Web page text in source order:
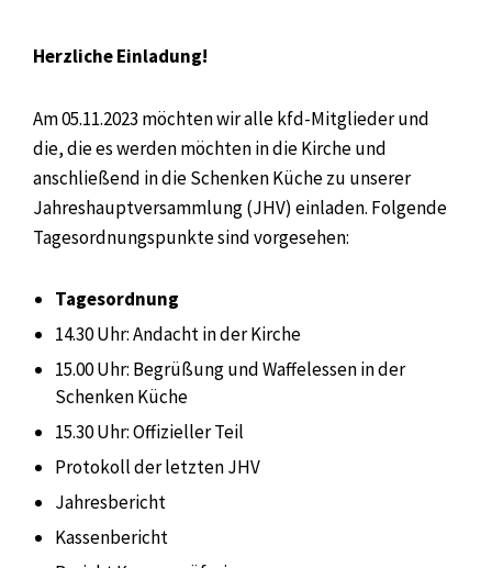
Herzliche Einladung!
Am 05.11.2023 möchten wir alle kfd-Mitglieder und
die, die es werden möchten in die Kirche und
anschließend in die Schenken Küche zu unserer
Jahreshauptversammlung (JHV) einladen. Folgende
Tagesordnungspunkte sind vorgesehen:
Tagesordnung
14.30 Uhr: Andacht in der Kirche
15.00 Uhr: Begrüßung und Waffelessen in der
Schenken Küche
15.30 Uhr: Offizieller Teil
Protokoll der letzten JHV
Jahresbericht
Kassenbericht